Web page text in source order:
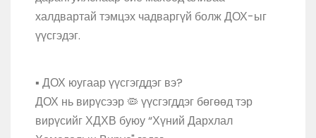
халдвартай тэмцэх чадваргүй болж ДОХ-ыг
үүсгэдэг.
▪️ ДОХ юугаар үүсгэгддэг вэ?
ДОХ нь вирүсээр 🦠 үүсгэгддэг бөгөөд тэр
вирүсийг ХДХВ буюу “Хүний Дархлал